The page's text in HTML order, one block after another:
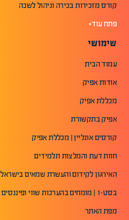
קורס מזכירות בכירה וניהול לשכה
פתח עוד+
שימושי
עמוד הבית
אודות אפיק
מכללת אפיק
אפיק בתקשורת
קורסים אונליין | מכללת אפיק
חוות דעת והמלצות תלמידים
האירגון לקידום והעשרת שמאים בישראל
בסט-1 | מומחים בהערכות שווי ופיננסים
מפת האתר